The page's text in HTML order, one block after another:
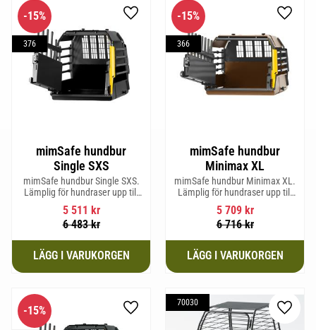
mimSafe hundbur
Single SXS
mimSafe hundbur Single SXS.
Lämplig för hundraser upp till
52 cm i mankhöjd.
5 511 kr
6 483kr
15%
376
Lägg till i favoriter
mimSafe hundbur
Minimax XL
mimSafe hundbur Minimax XL.
Lämplig för hundraser upp till
38 cm i mankhöjd.
5 709kr
6 716kr
15%
366
Lägg
15% Lägg till i favoriter
70030
Lägg